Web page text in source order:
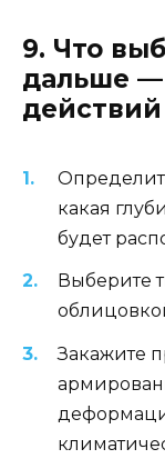
9. Что
дальше —
действий
какая
будет
Выберите
Закажите